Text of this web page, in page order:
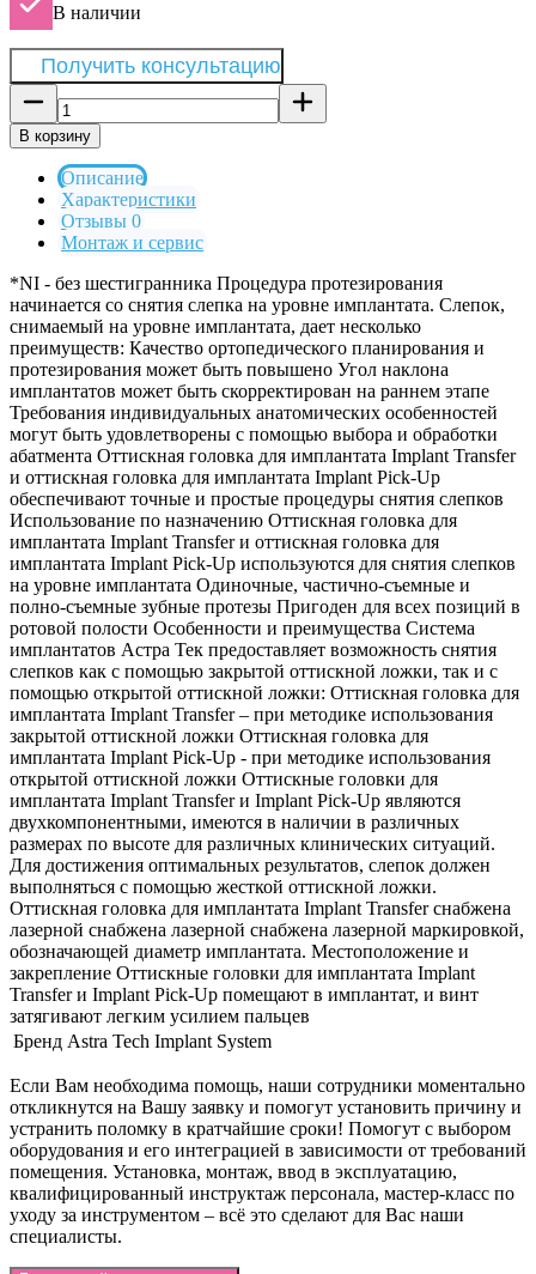
В наличии
Получить консультацию
В корзину
Описание
Характеристики
Отзывы 0
Монтаж и сервис
*NI - без шестигранника Процедура протезирования
начинается со снятия слепка на уровне имплантата. Слепок,
снимаемый на уровне имплантата, дает несколько
преимуществ: Качество ортопедического планирования и
протезирования может быть повышено Угол наклона
имплантатов может быть скорректирован на раннем этапе
Требования индивидуальных анатомических особенностей
могут быть удовлетворены с помощью выбора и обработки
абатмента Оттискная головка для имплантата Implant Transfer
и оттискная головка для имплантата Implant Pick-Up
обеспечивают точные и простые процедуры снятия слепков
Использование по назначению Оттискная головка для
имплантата Implant Transfer и оттискная головка для
имплантата Implant Pick-Up используются для снятия слепков
на уровне имплантата Одиночные, частично-съемные и
полно-съемные зубные протезы Пригоден для всех позиций в
ротовой полости Особенности и преимущества Система
имплантатов Астра Тек предоставляет возможность снятия
слепков как с помощью закрытой оттискной ложки, так и с
помощью открытой оттискной ложки: Оттискная головка для
имплантата Implant Transfer – при методике использования
закрытой оттискной ложки Оттискная головка для
имплантата Implant Pick-Up - при методике использования
открытой оттискной ложки Оттискные головки для
имплантата Implant Transfer и Implant Pick-Up являются
двухкомпонентными, имеются в наличии в различных
размерах по высоте для различных клинических ситуаций.
Для достижения оптимальных результатов, слепок должен
выполняться с помощью жесткой оттискной ложки.
Оттискная головка для имплантата Implant Transfer снабжена
лазерной снабжена лазерной снабжена лазерной маркировкой,
обозначающей диаметр имплантата. Местоположение и
закрепление Оттискные головки для имплантата Implant
Transfer и Implant Pick-Up помещают в имплантат, и винт
затягивают легким усилием пальцев
Бренд Astra Tech Implant System
Если Вам необходима помощь, наши сотрудники моментально
откликнутся на Вашу заявку и помогут установить причину и
устранить поломку в кратчайшие сроки! Помогут с выбором
оборудования и его интеграцией в зависимости от требований
помещения. Установка, монтаж, ввод в эксплуатацию,
квалифицированный инструктаж персонала, мастер-класс по
уходу за инструментом – всё это сделают для Вас наши
специалисты.